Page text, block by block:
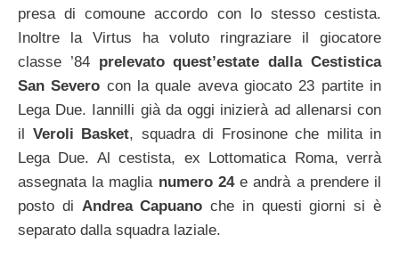
presa di comoune accordo con lo stesso cestista.
Inoltre la Virtus ha voluto ringraziare il giocatore
classe ’84 prelevato quest’estate dalla Cestistica
San Severo con la quale aveva giocato 23 partite in
Lega Due. Iannilli già da oggi inizierà ad allenarsi con
il Veroli Basket, squadra di Frosinone che milita in
Lega Due. Al cestista, ex Lottomatica Roma, verrà
assegnata la maglia numero 24e andrà a prendere il
posto di Andrea Capuano che in questi giorni si è
separato dalla squadra laziale.